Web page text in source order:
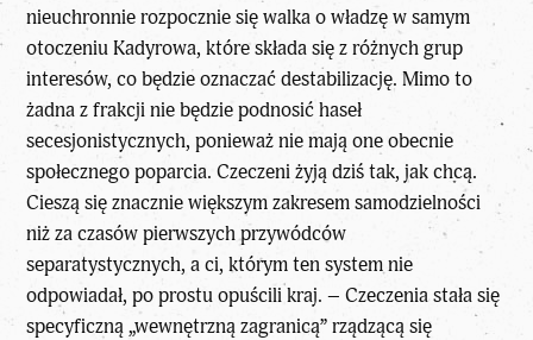
nieuchronnie rozpocznie się walka o władzę w samym
otoczeniu Kadyrowa, które składa się z różnych grup
interesów, co będzie oznaczać destabilizację. Mimo to
żadna z frakcji nie będzie podnosić haseł
secesjonistycznych, ponieważ nie mają one obecnie
społecznego poparcia. Czeczeni żyją dziś tak, jak chcą.
Cieszą się znacznie większym zakresem samodzielności
niż za czasów pierwszych przywódców
separatystycznych, a ci, którym ten system nie
odpowiadał, po prostu opuścili kraj. – Czeczenia stała się
specyficzną „wewnętrzną zagranicą” rządzącą się